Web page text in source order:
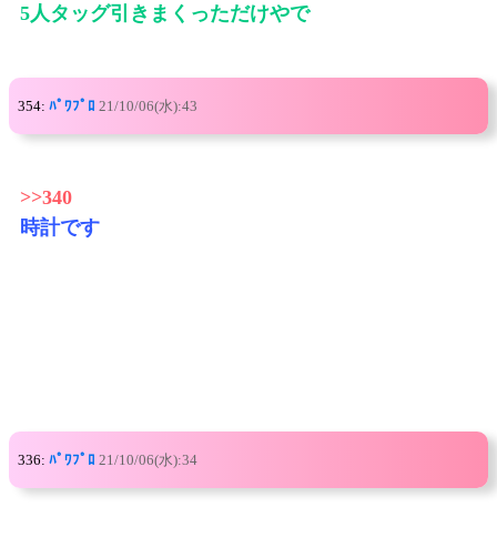
5人タッグ引きまくっただけやで
354: ﾊﾟﾜﾌﾟﾛ 21/10/06(水):43
>>340
時計です
336: ﾊﾟﾜﾌﾟﾛ 21/10/06(水):34